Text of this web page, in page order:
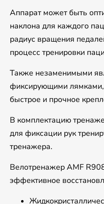
Аппарат может быть
наклона для каждого
радиус вращения
процесс тренировки
Также незаменимыми
фиксирующими
быстрое и прочное
В комплектацию
для фиксации рук
тренажера.
Велотренажер AMF
эффективное